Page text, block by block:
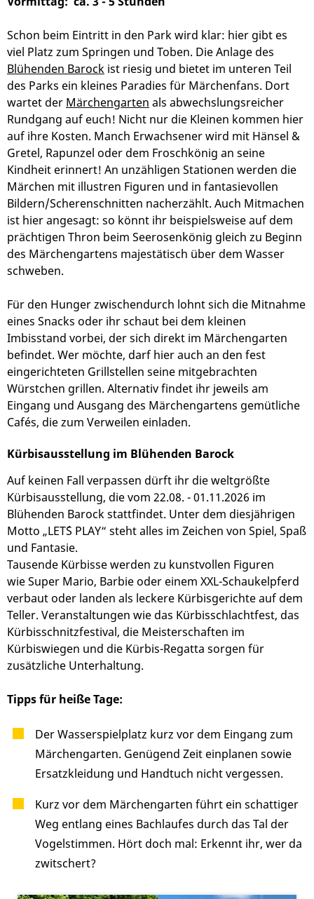
Schon beim Eintritt in den Park wird klar: hier gibt es
viel Platz zum Springen und Toben. Die Anlage des
Blühenden Barock ist riesig und bietet im unteren Teil
des Parks ein kleines Paradies für Märchenfans. Dort
wartet der Märchengarten als abwechslungsreicher
Rundgang auf euch! Nicht nur die Kleinen kommen hier
auf ihre Kosten. Manch Erwachsener wird mit Hänsel &
Gretel, Rapunzel oder dem Froschkönig an seine
Kindheit erinnert! An unzähligen Stationen werden die
Märchen mit illustren Figuren und in fantasievollen
Bildern/Scherenschnitten nacherzählt. Auch Mitmachen
ist hier angesagt: so könnt ihr beispielsweise auf dem
prächtigen Thron beim Seerosenkönig gleich zu Beginn
des Märchengartens majestätisch über dem Wasser
schweben.
Für den Hunger zwischendurch lohnt sich die Mitnahme
eines Snacks oder ihr schaut bei dem kleinen
Imbisstand vorbei, der sich direkt im Märchengarten
befindet. Wer möchte, darf hier auch an den fest
eingerichteten Grillstellen seine mitgebrachten
Würstchen grillen. Alternativ findet ihr jeweils am
Eingang und Ausgang des Märchengartens gemütliche
Cafés, die zum Verweilen einladen.
Kürbisausstellung im Blühenden Barock
Auf keinen Fall verpassen dürft ihr die weltgrößte
Kürbisausstellung, die vom 22.08. - 01.11.2026 im
Blühenden Barock stattfindet. Unter dem diesjährigen
Motto „LET´S PLAY“ steht alles im Zeichen von Spiel, Spaß
und Fantasie.
Tausende Kürbisse werden zu kunstvollen Figuren
wie Super Mario, Barbie oder einem XXL-Schaukelpferd
verbaut oder landen als leckere Kürbisgerichte auf dem
Teller. Veranstaltungen wie das Kürbisschlachtfest, das
Kürbisschnitzfestival, die Meisterschaften im
Kürbiswiegen und die Kürbis-Regatta sorgen für
zusätzliche Unterhaltung.
Tipps für heiße Tage:
Der Wasserspielplatz kurz vor dem Eingang zum
Märchengarten. Genügend Zeit einplanen sowie
Ersatzkleidung und Handtuch nicht vergessen.
Kurz vor dem Märchengarten führt ein schattiger
Weg entlang eines Bachlaufes durch das Tal der
Vogelstimmen. Hört doch mal: Erkennt ihr, wer da
zwitschert?